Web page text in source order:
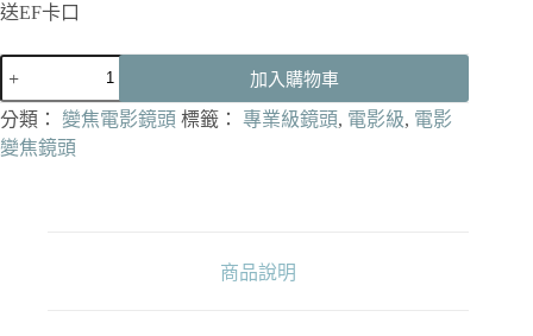
送EF卡口
DZOFILM
CATTA
ACE
無
邪
加入購物車
分類： 變焦電影鏡頭 標籤： 專業級鏡頭, 電影級, 電影
變焦鏡頭
商品說明